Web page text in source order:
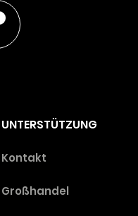
UNTERSTÜTZUNG
Kontakt
Großhandel